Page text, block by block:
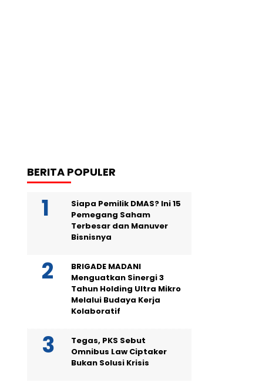
BERITA POPULER
Siapa Pemilik DMAS? Ini 15
Pemegang Saham
Terbesar dan Manuver
Bisnisnya
BRIGADE MADANI
Menguatkan Sinergi 3
Tahun Holding Ultra Mikro
Melalui Budaya Kerja
Kolaboratif
Tegas, PKS Sebut
Omnibus Law Ciptaker
Bukan Solusi Krisis